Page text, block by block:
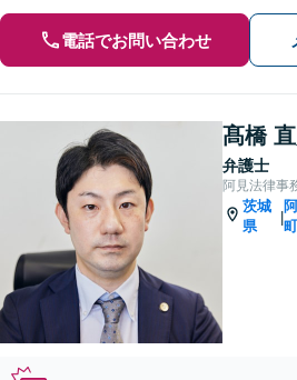
電話でお問い合わせ
髙橋
弁護士
阿見法律事
茨城
県
|